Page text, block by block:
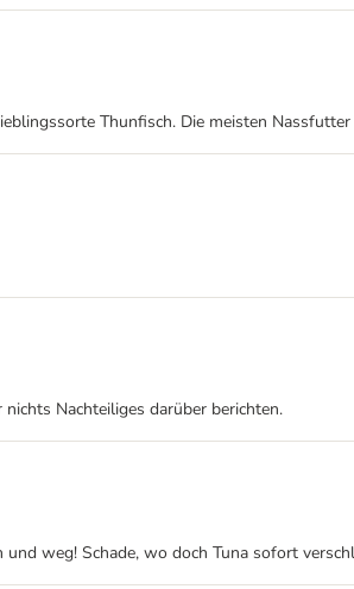
Thunfisch. Die meisten
Nachteiliges darüber berichten.
weg! Schade, wo doch Tuna sofort